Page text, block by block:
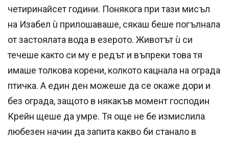
четиринайсет години. Понякога при тази мисъл
на Изабел ù прилошаваше, сякаш беше погълнала
от застоялата вода в езерото. Животът ù си
течеше както си му е редът и въпреки това тя
имаше толкова корени, колкото кацнала на ограда
птичка. А един ден можеше да се окаже дори и
без ограда, защото в някакъв момент господин
Крейн щеше да умре. Тя още не бе измислила
любезен начин да запита какво би станало в